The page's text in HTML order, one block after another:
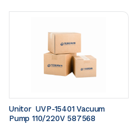
Unitor  UVP-15401 Vacuum
Pump 110/220V 587568